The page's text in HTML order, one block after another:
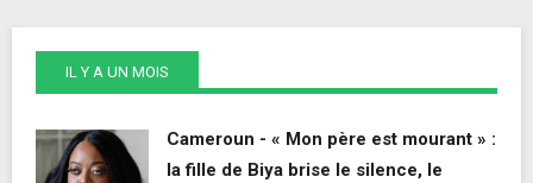
IL Y A UN MOIS
Cameroun - « Mon père est mourant » :
la fille de Biya brise le silence, le